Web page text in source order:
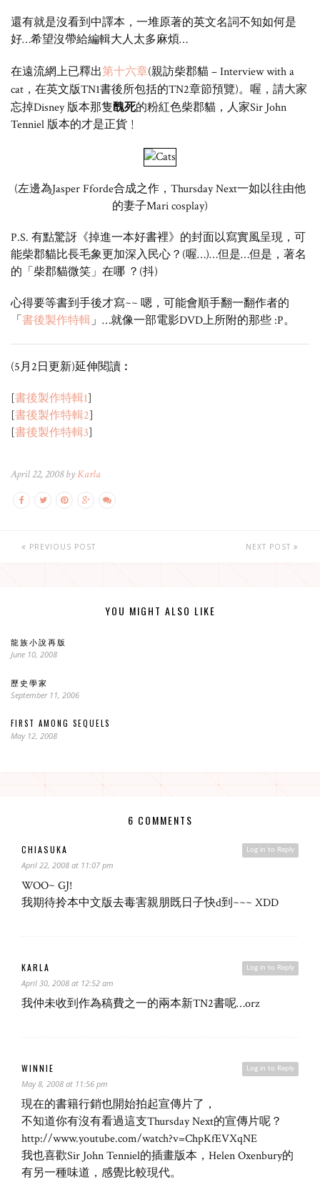
還有就是沒看到中譯本，一堆原著的英文名詞不知如何是
好…希望沒帶給編輯大人太多麻煩…
在遠流網上已釋出第十六章(親訪柴郡貓 –Interview with a
cat，在英文版TN1書後所包括的TN2章節預覽)。喔，請大家
忘掉Disney 版本那隻醜死的粉紅色柴郡貓，人家Sir John
Tenniel 版本的才是正貨﹗
(左邊為Jasper Fforde合成之作，Thursday Next一如以往由他
的妻子Mari cosplay)
P.S. 有點驚訝《掉進一本好書裡》的封面以寫實風呈現，可
能柴郡貓比長毛象更加深入民心？(喔…)…但是…但是，著名
的「柴郡貓微笑」在哪 ？(抖)
心得要等書到手後才寫~~ 嗯，可能會順手翻一翻作者的
「 書後製作特輯」…就像一部電影DVD上所附的那些 :P。
(5月2日更新)延伸閱讀︰
[書後製作特輯1]
[書後製作特輯2]
[書後製作特輯3]
April 22, 2008 byKarla
PREVIOUS POST NEXT POST
YOU MIGHT ALSO LIKE
龍族小說再版
June 10, 2008
歷史學家
September 11, 2006
FIRST AMONG SEQUELS
May 12, 2008
6 COMMENTS
Log in to Reply
CHIASUKA
April 22, 2008 at 11:07 pm
WOO~ GJ!
我期待拎本中文版去毒害親朋既日子快d到~~~ XDD
Log in to Reply
KARLA
April 30, 2008 at 12:52 am
我仲未收到作為稿費之一的兩本新TN2書呢…orz
Log in to Reply
WINNIE
May 8, 2008 at 11:56 pm
現在的書籍行銷也開始拍起宣傳片了，
不知道你有沒有看過這支Thursday Next的宣傳片呢？
http://www.youtube.com/watch?v=ChpKfEVXqNE
我也喜歡Sir John Tenniel的插畫版本，Helen Oxenbury的
有另一種味道，感覺比較現代。